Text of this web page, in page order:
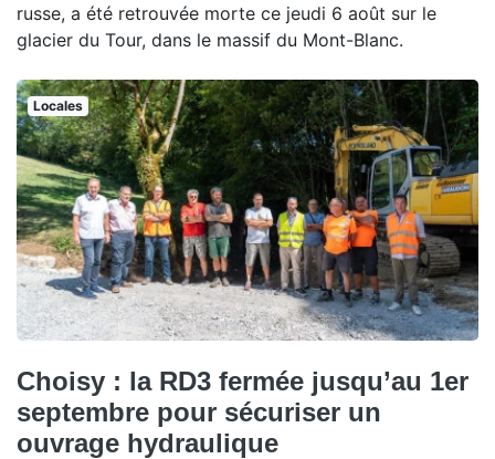
russe, a été retrouvée morte ce jeudi 6 août sur le
glacier du Tour, dans le massif du Mont-Blanc.
Locales
Choisy : la RD3 fermée jusqu’au 1er
septembre pour sécuriser un
ouvrage hydraulique